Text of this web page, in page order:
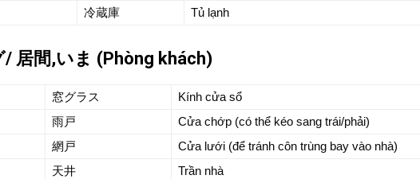
冷蔵庫 Tủ lạnh
居間,いま (Phòng khách)
窓グラス
Kính cửa sổ
雨戸
Cửa chớp (có thể kéo sang trái/phải)
網戸
Cửa lưới (để tránh côn trùng bay vào nhà)
天井
Trần nhà